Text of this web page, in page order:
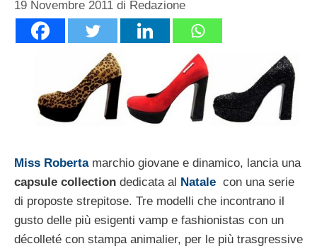
19 Novembre 2011 di Redazione
Miss Robertamarchio giovane e dinamico, lancia una
capsule collection dedicata al Natale con una serie
di proposte strepitose. Tre modelli che incontrano il
gusto delle più esigenti vamp e fashionistas con un
décolleté con stampa animalier, per le più trasgressive